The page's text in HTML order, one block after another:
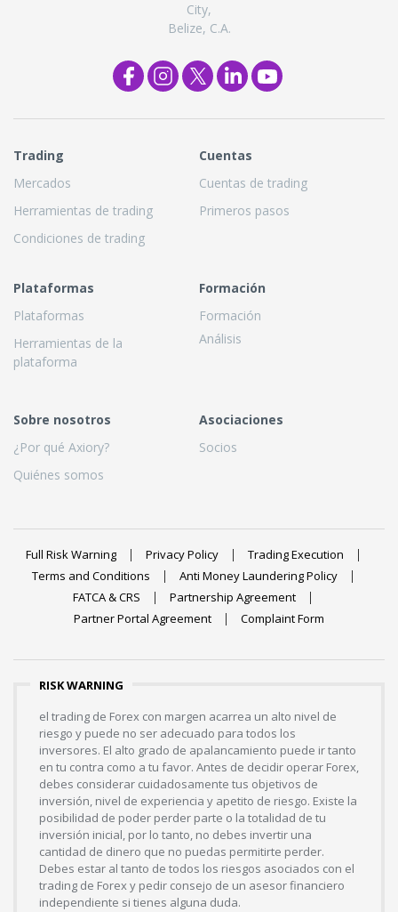
City,
Belize, C.A.
Trading
Mercados
Herramientas de trading
Condiciones de trading
Cuentas
Cuentas de trading
Primeros pasos
Plataformas
Plataformas
Herramientas de la
plataforma
Formación
Formación
Análisis
Sobre nosotros
¿Por qué Axiory?
Quiénes somos
Asociaciones
Socios
Full Risk Warning Privacy Policy
Trading Execution
Terms and Conditions
Anti Money Laundering Policy
FATCA & CRS
Partnership Agreement
Partner Portal Agreement
Complaint Form
RISK WARNING
el trading de Forex con margen acarrea un alto nivel de
riesgo y puede no ser adecuado para todos los
inversores. El alto grado de apalancamiento puede ir tanto
en tu contra como a tu favor. Antes de decidir operar Forex,
debes considerar cuidadosamente tus objetivos de
inversión, nivel de experiencia y apetito de riesgo. Existe la
posibilidad de poder perder parte o la totalidad de tu
inversión inicial, por lo tanto, no debes invertir una
cantidad de dinero que no puedas permitirte perder.
Debes estar al tanto de todos los riesgos asociados con el
trading de Forex y pedir consejo de un asesor financiero
independiente si tienes alguna duda.